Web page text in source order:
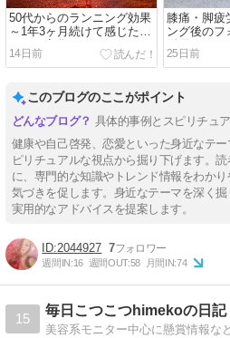
50代からのランニング効果
～1年3ヶ月続けて感じたリ
アルな変化
14日前
膝痛・脚疲
ング後のフ
活用セルフ
25日前
このブログのここがポイント
具体的事例とスピリチュ
健康や自己啓発、恋愛といった身近なテ
ピリチュアルな視点から掘り下げます。
に、専門的な知識やトレンド情報をわか
気づきを促します。身近なテーマを深く
実用的なアドバイスを提案します。
2044927 7
週間IN:16 週間OUT:58 月間IN:74
15
毎日こつこつhimekoの日記
美容系モニター中心に懸賞情報な